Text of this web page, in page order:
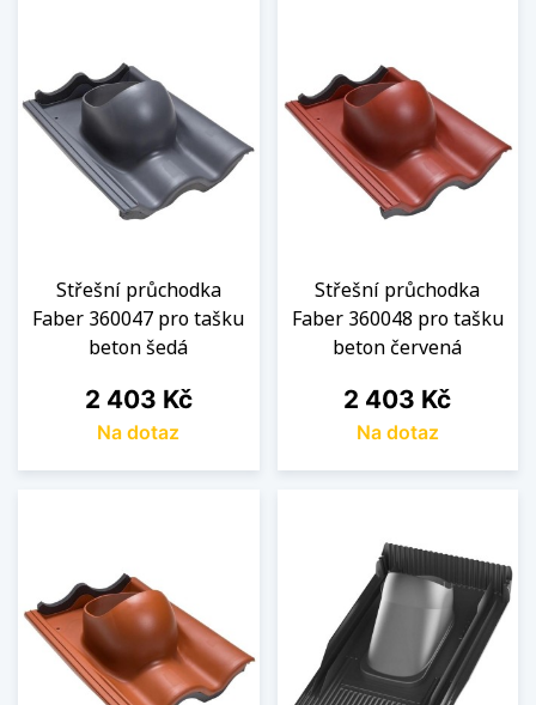
Střešní průchodka
Faber 360047 pro tašku
beton šedá
Cena
2 403 Kč
Na dotaz
Střešní průchodka
Faber 360048 pro tašku
beton červená
Cena
2 403 Kč
Na dotaz